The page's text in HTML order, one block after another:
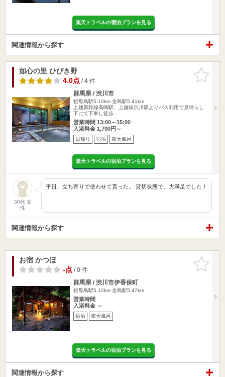
楽天トラベルの宿泊プランを見る
関連情報から探す
お気に入
りに追加
如心の里 ひびき野
4.0点/ 4 件
群馬県 / 渋川市
祖母島駅5.10km 金島駅5.41km
上越新幹線高崎駅、上越線渋川駅よりバス利用で見晴らし
下にて下車し徒歩…
営業時間 13:00～15:00
入浴料金 1,700円～
日帰り 宿泊 露天風呂
楽天トラベルの宿泊プランを見る
30代 女
性
平日、立ち寄りで使わせて貰った。 貸切状態で、大満足でした！
関連情報から探す
お気に入
りに追加
お宿 かつほ
-点/ 0 件
群馬県 / 渋川市伊香保町
祖母島駅5.12km 金島駅5.47km
営業時間
入浴料金 ～
宿泊 露天風呂
楽天トラベルの宿泊プランを見る
関連情報から探す